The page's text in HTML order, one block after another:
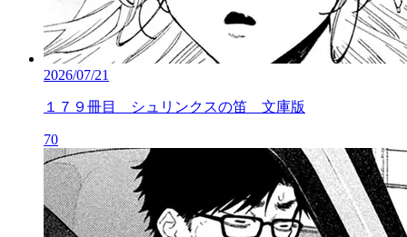
2026/07/21
１７９冊目 シュリンクスの笛 文庫版
70